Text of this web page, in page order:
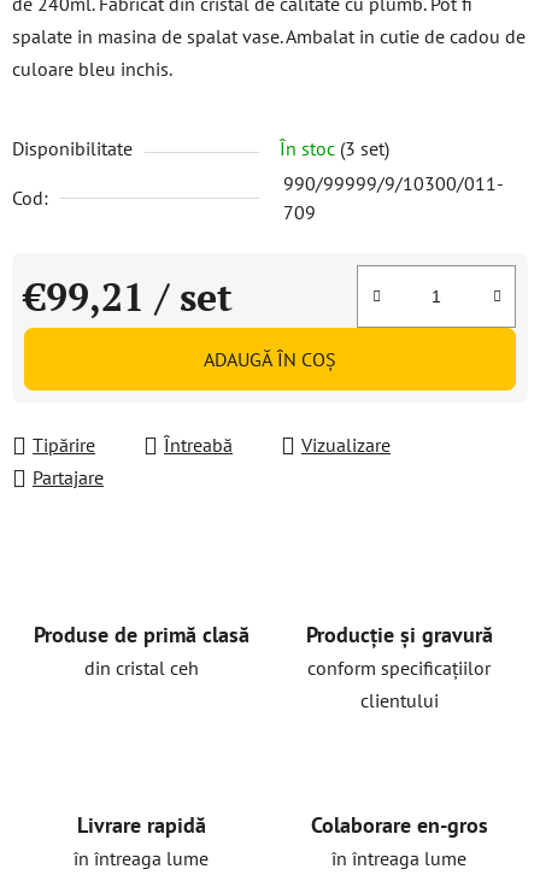
spalate in masina de spalat vase. Ambalat in cutie de cadou de
culoare bleu inchis.
Disponibilitate În stoc (3 set)
Cod:
990/99999/9/10300/011-
709
€99,21 / set
Evaluare preţ:
ADAUGĂ ÎN COŞ
Tipărire Întreabă
Vizualizare
Partajare
Produse de primă clasă
din cristal ceh
Producție și gravură
conform specificațiilor
clientului
Livrare rapidă
în întreaga lume
Colaborare en-gros
în întreaga lume